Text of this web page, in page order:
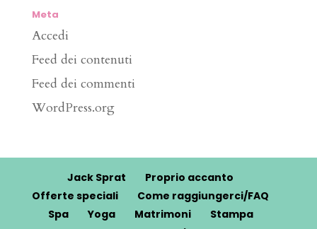
Meta
Accedi
Feed dei contenuti
Feed dei commenti
WordPress.org
Jack Sprat
Proprio accanto
Offerte speciali
Come raggiungerci/FAQ
Spa
Yoga Matrimoni
Stampa